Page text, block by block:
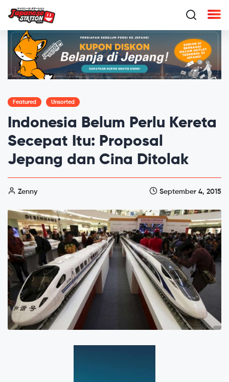
Featured Unsorted
Indonesia Belum Perlu Kereta
Secepat Itu: Proposal
Jepang dan Cina Ditolak
Zenny September 4, 2015